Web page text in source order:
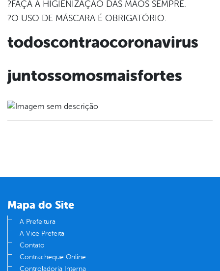
?FAÇA A HIGIENIZAÇÃO DAS MÃOS SEMPRE.
?O USO DE MÁSCARA É OBRIGATÓRIO.
todoscontraocoronavirus
juntossomosmaisfortes
Mapa do Site
A Prefeitura
A Vice Prefeita
Contato
Contracheque Online
Controladoria Interna